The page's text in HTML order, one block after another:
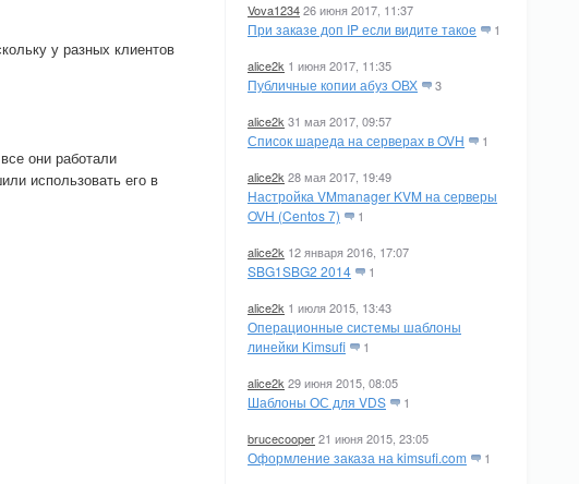
Vova123426 июня 2017, 11:37
При заказе доп IP если видите такое 1
alice2k 1 июня 2017, 11:35
Публичные копии абуз ОВХ 3
alice2k 31 мая 2017, 09:57
Список шареда на серверах в OVH 1
alice2k 28 мая 2017, 19:49
Настройка VMmanager KVM на серверы
OVH (Centos 7)
1
alice2k 12 января 2016, 17:07
SBG1SBG2 2014 1
alice2k 1 июля 2015, 13:43
Операционные системы шаблоны
линейки Kimsufi
1
alice2k 29 июня 2015, 08:05
Шаблоны ОС для VDS 1
brucecooper21 июня 2015, 23:05
Оформление заказа на kimsufi.com 1
у разных клиентов
они работали
использовать его в